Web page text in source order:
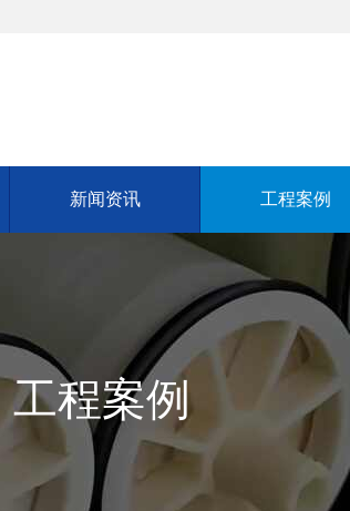
新闻资讯 工程案例
工程案例